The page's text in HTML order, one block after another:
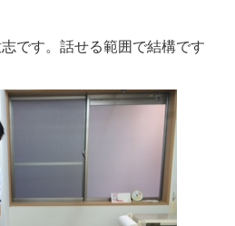
です。話せる範囲で結構です